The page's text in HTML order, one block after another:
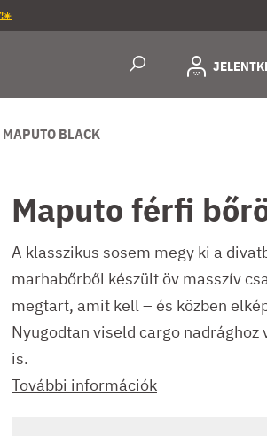
MAPUTO BLACK
Maputo férfi
A klasszikus sosem megy ki a
marhabőrből készült öv masszív
megtart, amit kell – és közben
Nyugodtan viseld cargo nadrághoz
is.
További információk